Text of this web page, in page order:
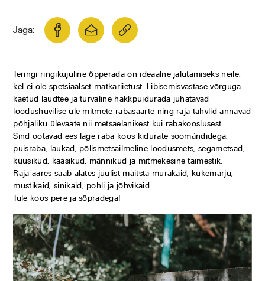
Jaga:
Teringi ringikujuline õpperada on ideaalne jalutamiseks neile,
kel ei ole spetsiaalset matkariietust. Libisemisvastase võrguga
kaetud laudtee ja turvaline hakkpuidurada juhatavad
loodushuvilise üle mitmete rabasaarte ning raja tahvlid annavad
põhjaliku ülevaate nii metsaelanikest kui rabakooslusest.
Sind ootavad ees lage raba koos kidurate soomändidega,
puisraba, laukad, põlismetsailmeline loodusmets, segametsad,
kuusikud, kaasikud, männikud ja mitmekesine taimestik.
Raja ääres saab alates juulist maitsta murakaid, kukemarju,
mustikaid, sinikaid, pohli ja jõhvikaid.
Tule koos pere ja sõpradega!